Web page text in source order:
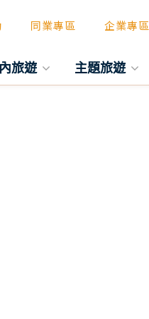
同業專區 企業專區
旅遊 主題旅遊